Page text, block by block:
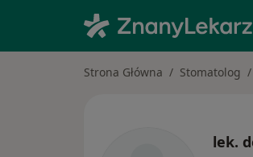
Strona Główna Stomatolog
lek.